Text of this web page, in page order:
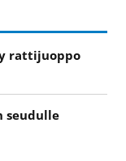
rattijuoppo
seudulle